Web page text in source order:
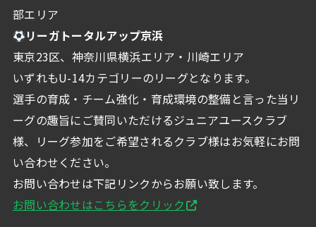
部エリア
リーガトータルアップ京浜
東京23区、神奈川県横浜エリア・川崎エリア
いずれもU-14カテゴリーのリーグとなります。
選手の育成・チーム強化・育成環境の整備と言った当リ
ーグの趣旨にご賛同いただけるジュニアユースクラブ
様、リーグ参加をご希望されるクラブ様はお気軽にお問
い合わせください。
お問い合わせは下記リンクからお願い致します。
お問い合わせはこちらをクリック